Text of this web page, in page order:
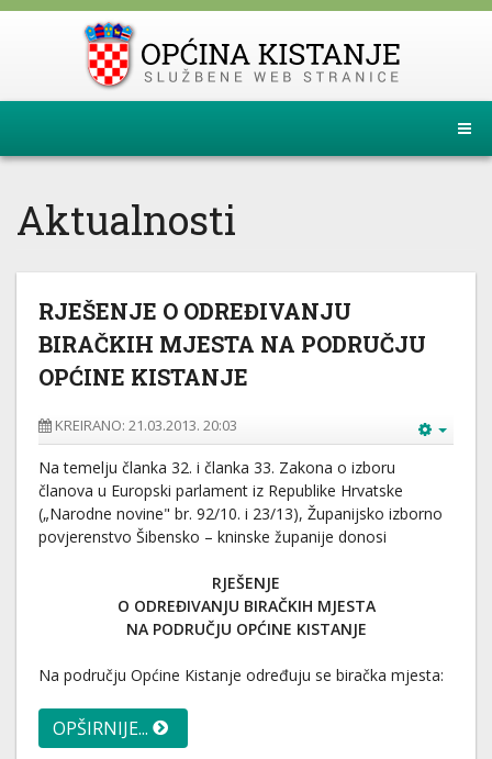
Aktualnosti
RJEŠENJE O ODREĐIVANJU
BIRAČKIH MJESTA NA PODRUČJU
OPĆINE KISTANJE
KREIRANO: 21.03.2013. 20:03
Na temelju članka 32. i članka 33. Zakona o izboru
članova u Europski parlament iz Republike Hrvatske
(„Narodne novine" br. 92/10. i 23/13), Županijsko izborno
povjerenstvo Šibensko – kninske županije donosi
RJEŠENJE
O ODREĐIVANJU BIRAČKIH MJESTA
NA PODRUČJU OPĆINE KISTANJE
Na području Općine Kistanje određuju se biračka mjesta:
OPŠIRNIJE...